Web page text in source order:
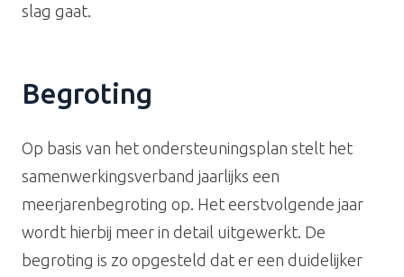
slag gaat.
Begroting
Op basis van het ondersteuningsplan stelt het
samenwerkingsverband jaarlijks een
meerjarenbegroting op. Het eerstvolgende jaar
wordt hierbij meer in detail uitgewerkt. De
begroting is zo opgesteld dat er een duidelijker